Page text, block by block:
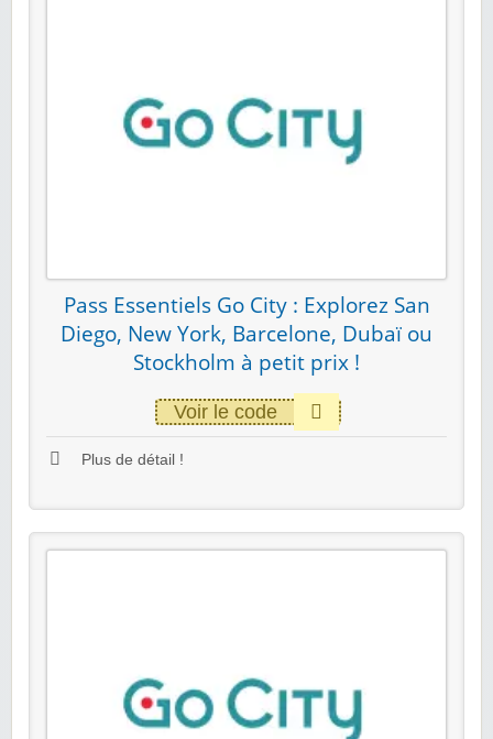
Pass Essentiels Go City : Explorez San
Diego, New York, Barcelone, Dubaï ou
Stockholm à petit prix !
Voir le code
Plus de détail !